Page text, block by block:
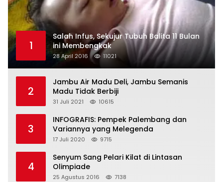
1
Salah Infus, Sekujur Tubuh Balita 11 Bulan
ini Membengkak
28 April 2016 11021
2
Jambu Air Madu Deli, Jambu Semanis
Madu Tidak Berbiji
31 Juli 2021 10615
3
INFOGRAFIS: Pempek Palembang dan
Variannya yang Melegenda
17 Juli 2020 9715
4
Senyum Sang Pelari Kilat di Lintasan
Olimpiade
25 Agustus 2016 7138